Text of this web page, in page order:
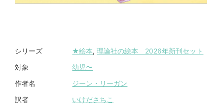
シリーズ ★絵本,理論社の絵本 2026年新刊セット
対象 幼児〜
作者名 ジーン・リーガン
訳者 いけださちこ